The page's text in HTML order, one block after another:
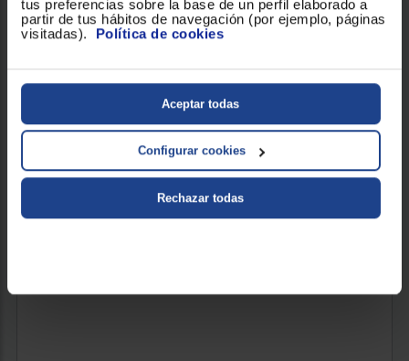
tus preferencias sobre la base de un perfil elaborado a
partir de tus hábitos de navegación (por ejemplo, páginas
visitadas). Política de cookies
Aceptar todas
Configurar cookies
Rechazar todas
Capacidad de refrigeración (frig/h) : 2150
699 €